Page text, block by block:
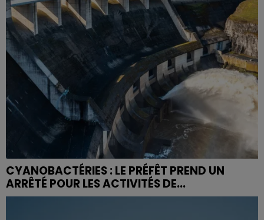
CYANOBACTÉRIES : LE PRÉFÊT PREND UN
ARRÊTÉ POUR LES ACTIVITÉS DE...